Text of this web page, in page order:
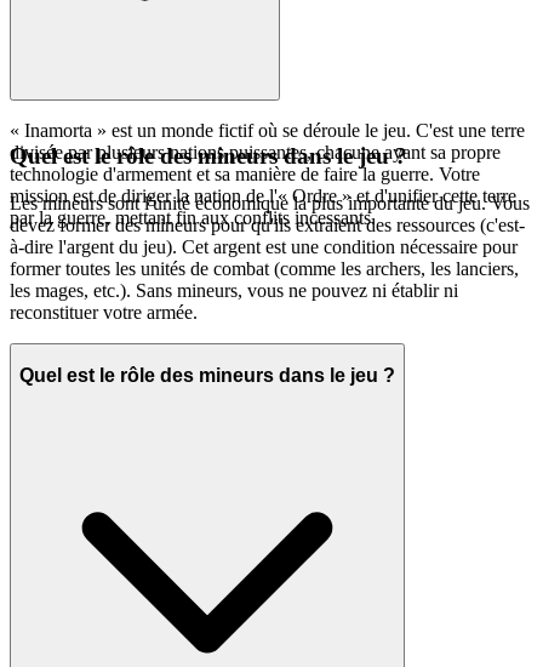
« Inamorta » est un monde fictif où se déroule le jeu. C'est une terre
divisée par plusieurs nations puissantes, chacune ayant sa propre
technologie d'armement et sa manière de faire la guerre. Votre
mission est de diriger la nation de l'« Ordre » et d'unifier cette terre
par la guerre, mettant fin aux conflits incessants.
Quel est le rôle des mineurs dans le jeu ?
Les mineurs sont l'unité économique la plus importante du jeu. Vous
devez former des mineurs pour qu'ils extraient des ressources (c'est-
à-dire l'argent du jeu). Cet argent est une condition nécessaire pour
former toutes les unités de combat (comme les archers, les lanciers,
les mages, etc.). Sans mineurs, vous ne pouvez ni établir ni
reconstituer votre armée.
Quel est le rôle des mineurs dans le jeu ?